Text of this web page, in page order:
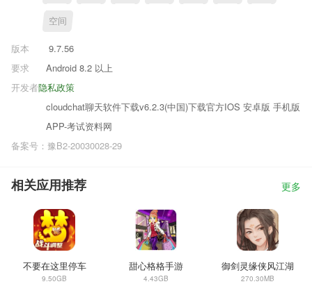
空间
版本
9.7.56
要求
Android 8.2 以上
隐私政策
开发者
cloudchat聊天软件下载v6.2.3(中国)下载官方IOS 安卓版 手机版
APP-考试资料网
备案号：豫B2-20030028-29
相关应用推荐 更多
不要在这里停车
9.50GB
甜心格格手游
4.43GB
御剑灵缘侠风江湖
270.30MB